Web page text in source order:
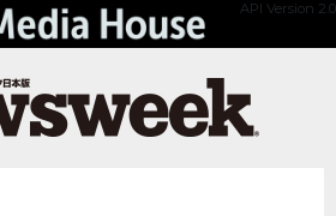
API Version 2.0